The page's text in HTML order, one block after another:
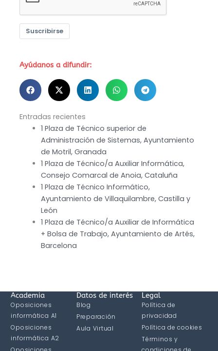
Suscribirse
Ayúdanos a difundir:
Entradas recientes
1 Plaza de Técnico superior de
Administración de Sistemas, Ayuntamiento
de Motril, Granada
1 Plaza de Técnico/a Auxiliar Informática,
Consejo Comarcal de Anoia, Cataluña
1 Plaza de Técnico Informático,
Ayuntamiento de Villaquilambre, Castilla y
León
1 Plaza de Técnico/a Auxiliar de Informática
+ Bolsa de Trabajo, Ayuntamiento de Artés,
Barcelona
Academia
Oposiciones
informática A1
Oposiciones
informática A2
Datos de interés
Blog
Preparación
Aula Virtual
Legal
Política de
privacidad
Política de cookies
Términos y